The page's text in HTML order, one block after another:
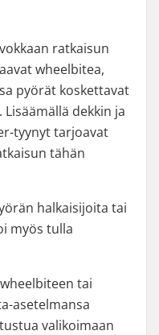
ratkaisun
wheelbitea,
pyörät koskettavat
dekkin ja
tyynyt tarjoavat
tähän
halkaisijoita tai
myös tulla
tai
asetelmansa
valikoimaan